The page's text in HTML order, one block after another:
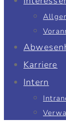
Karriere
Intern